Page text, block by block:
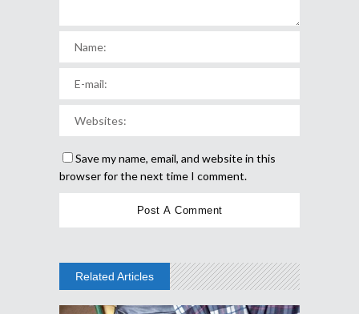
Save my name, email, and website in this
browser for the next time I comment.
Related Articles